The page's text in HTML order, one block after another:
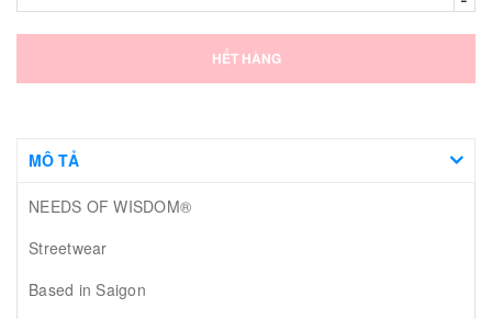
HẾT HÀNG
MÔ TẢ
NEEDS OF WISDOM®
Streetwear
Based in Saigon